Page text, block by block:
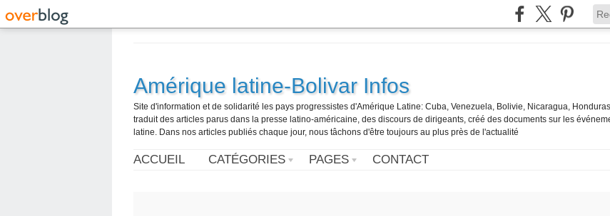
Amérique latine-Bolivar Infos
Site d'information et de solidarité les pays progressistes d'Amérique Latine: Cuba, Venezuela, Bolivie, Nicaragua,
traduit des articles parus dans la presse latino-américaine, des discours de dirigeants, créé des documents sur les
latine. Dans nos articles publiés chaque jour, nous tâchons d'être toujours au plus près de l'actualité
ACCUEIL CATÉGORIES PAGES CONTACT